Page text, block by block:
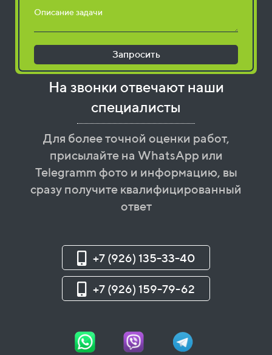
Описание задачи
Запросить
На звонки отвечают наши
специалисты
Для более точной оценки работ,
присылайте на WhatsApp или
Telegramm фото и информацию, вы
сразу получите квалифицированный
ответ
+7 (926) 135-33-40
+7 (926) 159-79-62